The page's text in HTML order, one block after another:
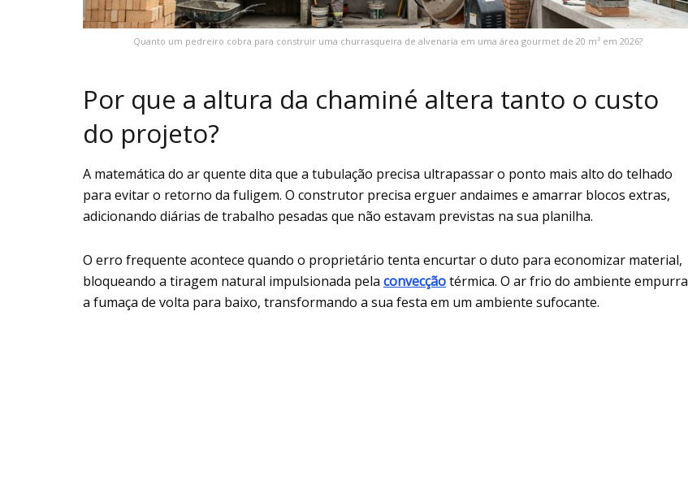
Quanto um pedreiro cobra para construir uma churrasqueira de alvenaria em uma área gourmet de 20 m² em 2026?
Por que a altura da chaminé altera tanto o custo
do projeto?
A matemática do ar quente dita que a tubulação precisa ultrapassar o ponto mais alto do telhado
para evitar o retorno da fuligem. O construtor precisa erguer andaimes e amarrar blocos extras,
adicionando diárias de trabalho pesadas que não estavam previstas na sua planilha.
O erro frequente acontece quando o proprietário tenta encurtar o duto para economizar material,
bloqueando a tiragem natural impulsionada pela convecçãotérmica. O ar frio do ambiente empurra
a fumaça de volta para baixo, transformando a sua festa em um ambiente sufocante.